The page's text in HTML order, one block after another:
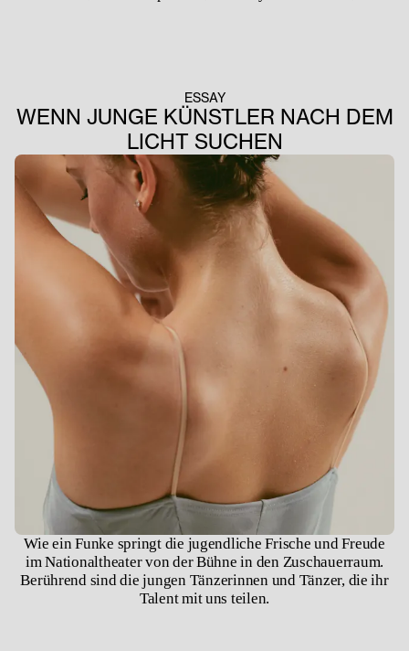
ESSAY
WENN JUNGE KÜNSTLER NACH DEM
LICHT SUCHEN
Wie ein Funke springt die jugendliche Frische und Freude
im Nationaltheater von der Bühne in den Zuschauerraum.
Berührend sind die jungen Tänzerinnen und Tänzer, die ihr
Talent mit uns teilen.